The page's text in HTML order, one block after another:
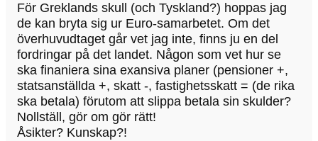
För Greklands skull (och Tyskland?) hoppas jag
de kan bryta sig ur Euro-samarbetet. Om det
överhuvudtaget går vet jag inte, finns ju en del
fordringar på det landet. Någon som vet hur se
ska finaniera sina exansiva planer (pensioner +,
statsanställda +, skatt -, fastighetsskatt = (de rika
ska betala) förutom att slippa betala sin skulder?
Nollställ, gör om gör rätt!
Åsikter? Kunskap?!